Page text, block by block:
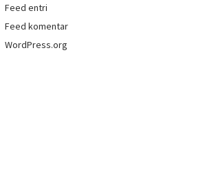
Feed entri
Feed komentar
WordPress.org